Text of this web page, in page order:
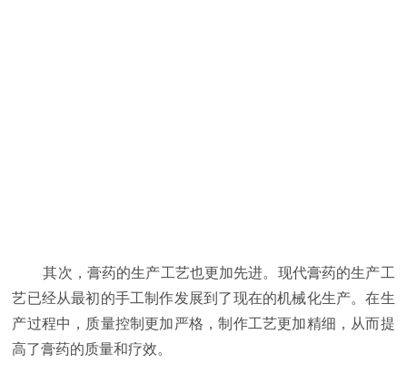
其次， 膏药的生产工艺也更加先进。现代膏药的生产工
艺已经从最初的手工制作发展到了现在的机械化生产。在生
产过程中，质量控制更加严格，制作工艺更加精细，从而提
高了膏药的质量和疗效。